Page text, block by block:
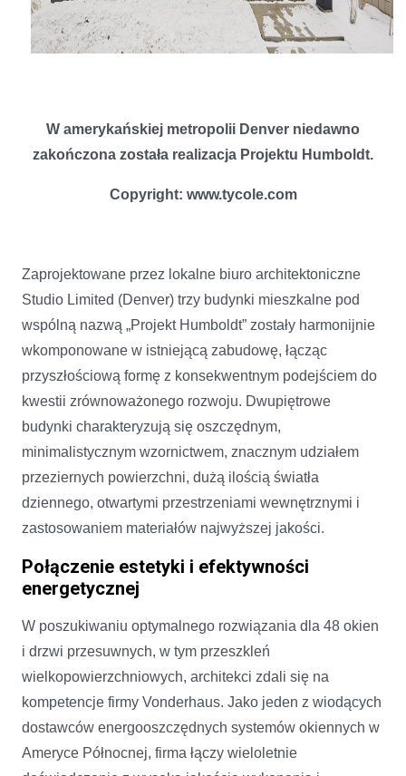
W amerykańskiej metropolii Denver niedawno
zakończona została realizacja Projektu Humboldt.
Copyright: www.tycole.com
Zaprojektowane przez lokalne biuro architektoniczne
Studio Limited (Denver) trzy budynki mieszkalne pod
wspólną nazwą „Projekt Humboldt” zostały harmonijnie
wkomponowane w istniejącą zabudowę, łącząc
przyszłościową formę z konsekwentnym podejściem do
kwestii zrównoważonego rozwoju. Dwupiętrowe
budynki charakteryzują się oszczędnym,
minimalistycznym wzornictwem, znacznym udziałem
przeziernych powierzchni, dużą ilością światła
dziennego, otwartymi przestrzeniami wewnętrznymi i
zastosowaniem materiałów najwyższej jakości.
Połączenie estetyki i efektywności
energetycznej
W poszukiwaniu optymalnego rozwiązania dla 48 okien
i drzwi przesuwnych, w tym przeszkleń
wielkopowierzchniowych, architekci zdali się na
kompetencje firmy Vonderhaus. Jako jeden z wiodących
dostawców energooszczędnych systemów okiennych w
Ameryce Północnej, firma łączy wieloletnie